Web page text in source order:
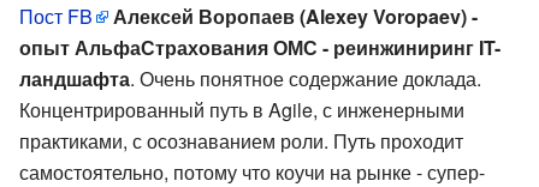
Пост FB
Алексей Воропаев (Alexey Voropaev) -
опыт АльфаСтрахования ОМС - реинжиниринг IT-
ландшафта. Очень понятное содержание доклада.
Концентрированный путь в Agile, с инженерными
практиками, с осознаванием роли. Путь проходит
самостоятельно, потому что коучи на рынке - супер-